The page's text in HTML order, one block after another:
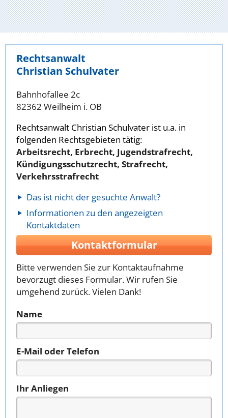
Rechtsanwalt
Christian Schulvater
Bahnhofallee 2c
82362 Weilheim i. OB
Rechtsanwalt Christian Schulvater ist u.a. in
folgenden Rechtsgebieten tätig:
Arbeitsrecht, Erbrecht, Jugendstrafrecht,
Kündigungsschutzrecht, Strafrecht,
Verkehrsstrafrecht
Das ist nicht der gesuchte Anwalt?
Informationen zu den angezeigten
Kontaktdaten
Kontaktformular
Bitte verwenden Sie zur Kontaktaufnahme
bevorzugt dieses Formular. Wir rufen Sie
umgehend zurück. Vielen Dank!
Name
E-Mail oder Telefon
Ihr Anliegen